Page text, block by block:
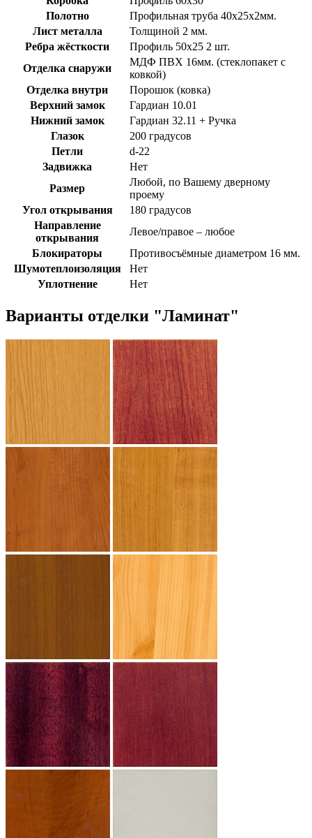
Полотно
Профильная труба 40х25х2мм.
Лист металла
Толщиной 2 мм.
Ребра жёсткости
Профиль 50х25 2 шт.
Отделка снаружи
МДФ ПВХ 16мм. (стеклопакет с
ковкой)
Отделка внутри
Порошок (ковка)
Верхний замок
Гардиан 10.01
Нижний замок
Гардиан 32.11 + Ручка
Глазок
200 градусов
Петли
d-22
Задвижка
Нет
Размер
Любой, по Вашему дверному
проему
Угол открывания
180 градусов
Направление
открывания
Левое/правое – любое
Блокираторы
Противосъёмные диаметром 16 мм.
Шумотеплоизоляция
Нет
Уплотнение
Нет
Варианты отделки "Ламинат"